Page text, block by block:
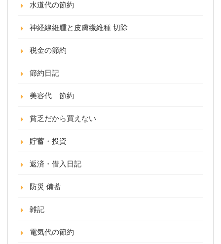
水道代の節約
神経線維腫と皮膚繊維種 切除
税金の節約
節約日記
美容代 節約
貧乏だから買えない
貯蓄・投資
返済・借入日記
防災 備蓄
雑記
電気代の節約